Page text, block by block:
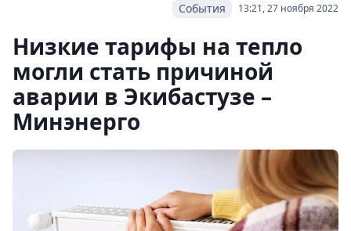
13:21, 27 ноября 2022
События
Низкие тарифы на тепло
могли стать причиной
аварии в Экибастузе –
Минэнерго